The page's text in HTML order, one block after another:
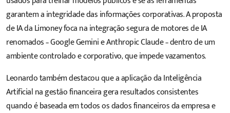
garantem a integridade das informações corporativas. A proposta
de IA da Limoney foca na integração segura de motores de IA
renomados – Google Gemini e Anthropic Claude – dentro de um
ambiente controlado e corporativo, que impede vazamentos.
Leonardo também destacou que a aplicação da Inteligência
Artificial na gestão financeira gera resultados consistentes
quando é baseada em todos os dados financeiros da empresa e